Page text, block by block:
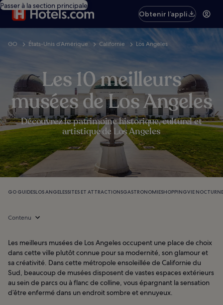
Passer à la section principale
Obtenir l’appli
GO États-Unis d’Amérique Californie Los Angeles
Les 10 meilleurs
musées de Los Angeles
Découvrez le patrimoine historique, culturel et
artistique de Los Angeles
GO GUIDESLOS ANGELESSITES ET ATTRACTIONSGASTRONOMIESHOPPINGVIE NOCTURNE
Contenu
Les meilleurs musées de Los Angeles occupent une place de choix
dans cette ville plutôt connue pour sa modernité, son glamour et
sa créativité. Dans cette métropole ensoleillée de Californie du
Sud, beaucoup de musées disposent de vastes espaces extérieurs
au sein de parcs ou à flanc de colline, vous épargnant la sensation
d’être enfermé dans un endroit sombre et ennuyeux.